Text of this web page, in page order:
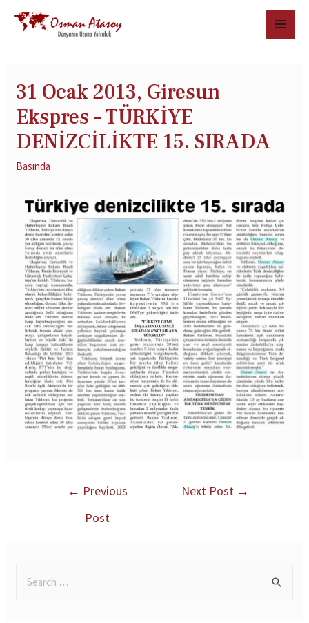
31 Ocak 2013, Giresun
Ekspres – TÜRKİYE
DENİZCİLİKTE 15. SIRADA
Basında
← Previous
Post
Next Post →